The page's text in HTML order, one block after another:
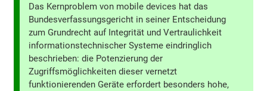
Das Kernproblem von mobile devices hat das
Bundesverfassungsgericht in seiner Entscheidung
zum Grundrecht auf Integrität und Vertraulichkeit
informationstechnischer Systeme eindringlich
beschrieben: die Potenzierung der
Zugriffsmöglichkeiten dieser vernetzt
funktionierenden Geräte erfordert besonders hohe,